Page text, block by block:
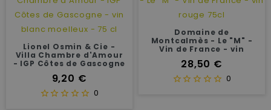
Lionel Osmin & Cie -
Villa Chambre d'Amour
- IGP Côtes de Gascogne
cl
Prix
9,20 €
0
Domaine de
Montcalmès - Le "M" -
Vin de France - vin
Prix
28,50 €
0